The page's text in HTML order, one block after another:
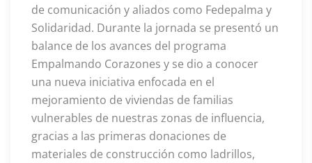
de comunicación y aliados como Fedepalma y
Solidaridad. Durante la jornada se presentó un
balance de los avances del programa
Empalmando Corazones y se dio a conocer
una nueva iniciativa enfocada en el
mejoramiento de viviendas de familias
vulnerables de nuestras zonas de influencia,
gracias a las primeras donaciones de
materiales de construcción como ladrillos,